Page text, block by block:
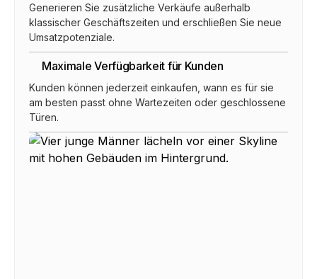
Generieren Sie zusätzliche Verkäufe außerhalb
klassischer Geschäftszeiten und erschließen Sie neue
Umsatzpotenziale.
Maximale Verfügbarkeit für Kunden
Kunden können jederzeit einkaufen, wann es für sie
am besten passt ohne Wartezeiten oder geschlossene
Türen.